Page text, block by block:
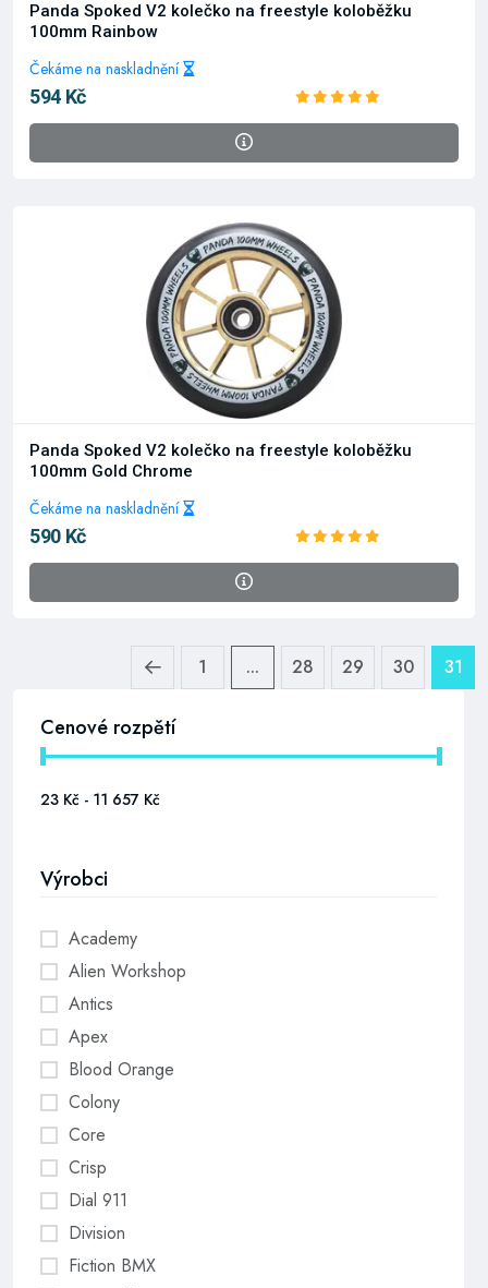
Panda Spoked V2 kolečko na freestyle koloběžku
100mm Rainbow
Čekáme na naskladnění
594 Kč
Panda Spoked V2 kolečko na freestyle koloběžku
100mm Gold Chrome
Čekáme na naskladnění
590 Kč
1 ... 28 29 30 31
Cenové rozpětí
Výrobci
Academy
Alien Workshop
Antics
Apex
Blood Orange
Colony
Core
Crisp
Dial 911
Division
Fiction BMX